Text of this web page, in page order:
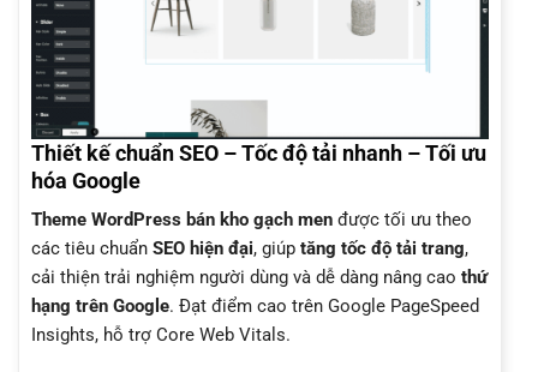
Thiết kế chuẩn SEO – Tốc độ tải nhanh – Tối ưu
hóa Google
Theme WordPress bán kho gạch men được tối ưu theo
các tiêu chuẩn SEO hiện đại, giúp tăng tốc độ tải trang,
cải thiện trải nghiệm người dùng và dễ dàng nâng cao thứ
hạng trên Google. Đạt điểm cao trên Google PageSpeed
Insights, hỗ trợ Core Web Vitals.